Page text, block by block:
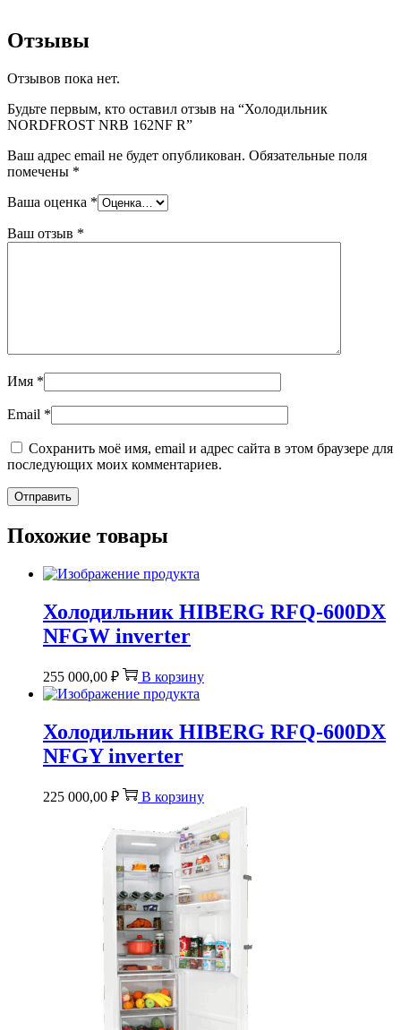
Отзывы
Отзывов пока нет.
Будьте первым, кто оставил отзыв на “Холодильник
NORDFROST NRB 162NF R”
Ваш адрес email не будет опубликован. Обязательные поля
помечены *
Ваша оценка *
Ваш отзыв *
Имя *
Email *
Сохранить моё имя, email и адрес сайта в этом браузере для
последующих моих комментариев.
Похожие товары
Холодильник HIBERG RFQ-600DX
NFGW inverter
255 000,00 ₽ В корзину
Холодильник HIBERG RFQ-600DX
NFGY inverter
225 000,00 ₽ В корзину